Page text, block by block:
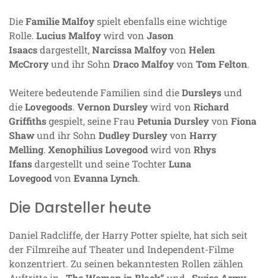
DieFamilie Malfoyspielt ebenfalls eine wichtige
Rolle. Lucius Malfoywird von Jason
Isaacsdargestellt,Narcissa Malfoyvon Helen
McCroryund ihr Sohn Draco Malfoyvon Tom Felton.
Weitere bedeutende Familien sind dieDursleysund
dieLovegoods. Vernon Dursleywird von Richard
Griffithsgespielt, seine Frau Petunia Dursleyvon Fiona
Shawund ihr Sohn Dudley Dursleyvon Harry
Melling. Xenophilius Lovegoodwird von Rhys
Ifansdargestellt und seine TochterLuna
Lovegoodvon Evanna Lynch.
Die Darsteller heute
Daniel Radcliffe, der Harry Potter spielte, hat sich seit
der Filmreihe auf Theater und Independent-Filme
konzentriert. Zu seinen bekanntesten Rollen zählen